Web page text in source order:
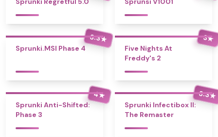
3.3★
Sprunki.MSI Phase 4
3★
Five Nights At
Freddy's 2
4★
Sprunki Anti-Shifted:
Phase 3
3.3★
Sprunki Infectibox II:
The Remaster